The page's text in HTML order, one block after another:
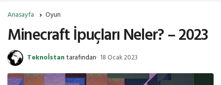
Anasayfa Oyun
Minecraft İpuçları Neler? – 2023
Teknoİstantarafından 18 Ocak 2023